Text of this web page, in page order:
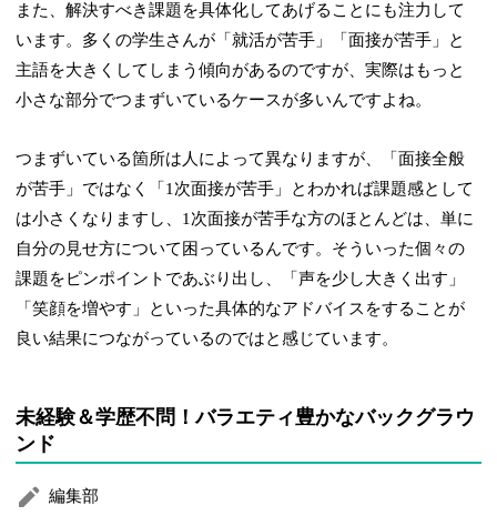
また、解決すべき課題を具体化してあげることにも注力して
います。多くの学生さんが「就活が苦手」「面接が苦手」と
主語を大きくしてしまう傾向があるのですが、実際はもっと
小さな部分でつまずいているケースが多いんですよね。
つまずいている箇所は人によって異なりますが、「面接全般
が苦手」ではなく「1次面接が苦手」とわかれば課題感として
は小さくなりますし、1次面接が苦手な方のほとんどは、単に
自分の見せ方について困っているんです。そういった個々の
課題をピンポイントであぶり出し、「声を少し大きく出す」
「笑顔を増やす」といった具体的なアドバイスをすることが
良い結果につながっているのではと感じています。
未経験＆学歴不問！バラエティ豊かなバックグラウ
ンド
編集部